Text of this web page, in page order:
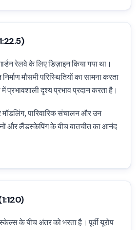
रेलवे के लिए डिज़ाइन किया गया था।
मौसमी परिस्थितियों का सामना करता
प्रभावशाली दृश्य प्रभाव प्रदान करता है।
पारिवारिक संचालन और उन
और लैंडस्केपिंग के बीच बातचीत का आनंद
के बीच अंतर को भरता है। पूर्वी यूरोप